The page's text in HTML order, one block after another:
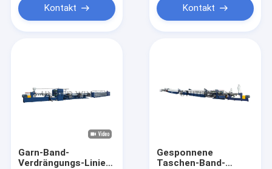
Kontakt Kontakt
Garn-Band-
Verdrängungs-Linie
Gesponnene
Taschen-Band-